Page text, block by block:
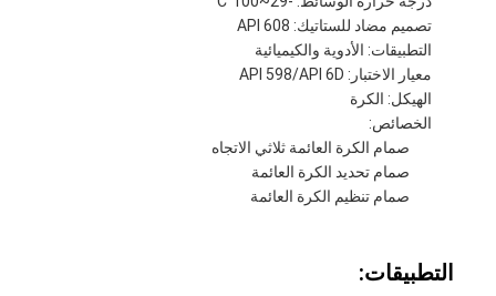
تصميم مضاد للستاتيك: API 608
التطبيقات: الأدوية والكيميائية
معيار الاختبار: API 598/API 6D
الهيكل: الكرة
الخصائص:
صمام الكرة العائمة ثلاثي الاتجاه
صمام تحديد الكرة العائمة
صمام تنظيم الكرة العائمة
التطبيقات: